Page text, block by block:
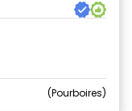
Pourboires